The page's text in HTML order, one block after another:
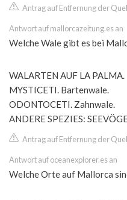
Antrag auf Entfernung der
Antwort auf mallorcazeitung.es an
Welche Wale gibt es bei
WALARTEN AUF LA PALMA.
MYSTICETI. Bartenwale.
ODONTOCETI. Zahnwale.
ANDERE SPEZIES:
Antrag auf Entfernung der
Antwort auf oceanexplorer.es an
Welche Orte auf Mallorca